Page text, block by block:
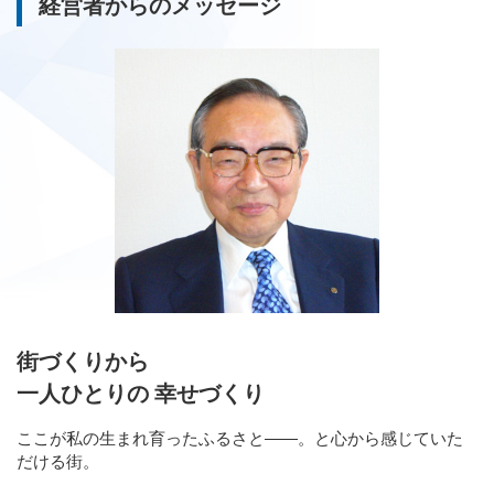
経営者からのメッセージ
街づくりから
一人ひとりの 幸せづくり
ここが私の生まれ育ったふるさと――。と心から感じていた
だける街。